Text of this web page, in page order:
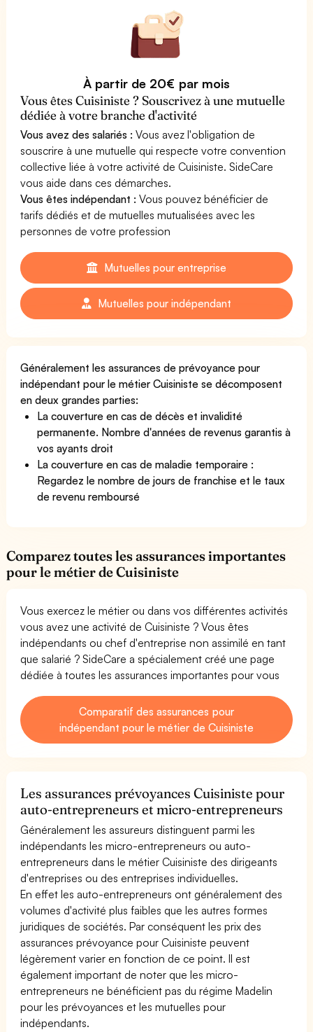
À partir de 20€ par mois
Vous êtes Cuisiniste ? Souscrivez à une mutuelle
dédiée à votre branche d'activité
Vous avez des salariés : Vous avez l'obligation de
souscrire à une mutuelle qui respecte votre convention
collective liée à votre activité de Cuisiniste. SideCare
vous aide dans ces démarches.
Vous êtes indépendant : Vous pouvez bénéficier de
tarifs dédiés et de mutuelles mutualisées avec les
personnes de votre profession
Mutuelles pour entreprise
Mutuelles pour indépendant
Généralement les assurances de prévoyance pour
indépendant pour le métier Cuisiniste se décomposent
en deux grandes parties:
La couverture en cas de décès et invalidité
permanente. Nombre d'années de revenus garantis à
vos ayants droit
La couverture en cas de maladie temporaire :
Regardez le nombre de jours de franchise et le taux
de revenu remboursé
Comparez toutes les assurances importantes
pour le métier de Cuisiniste
Vous exercez le métier ou dans vos différentes activités
vous avez une activité de Cuisiniste ? Vous êtes
indépendants ou chef d'entreprise non assimilé en tant
que salarié ? SideCare a spécialement créé une page
dédiée à toutes les assurances importantes pour vous
Comparatif des assurances pour
indépendant pour le métier de Cuisiniste
Les assurances prévoyances Cuisiniste pour
auto-entrepreneurs et micro-entrepreneurs
Généralement les assureurs distinguent parmi les
indépendants les micro-entrepreneurs ou auto-
entrepreneurs dans le métier Cuisiniste des dirigeants
d'entreprises ou des entreprises individuelles.
En effet les auto-entrepreneurs ont généralement des
volumes d'activité plus faibles que les autres formes
juridiques de sociétés. Par conséquent les prix des
assurances prévoyance pour Cuisiniste peuvent
légèrement varier en fonction de ce point. Il est
également important de noter que les micro-
entrepreneurs ne bénéficient pas du régime Madelin
pour les prévoyances et les mutuelles pour
indépendants.